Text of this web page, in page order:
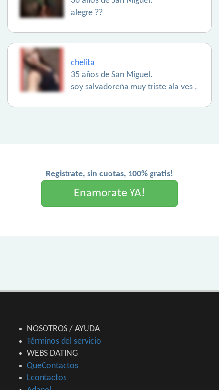
alegre ??
chelita
35 años de San Miguel.
soy salvadoreña muy triste ala ves ,
Registrate, sin cuotas, 100% gratis!
Enamorate YA!
NOSOTROS / AYUDA
Términos del servicio
WEBS DATING
QueContactos
Lcontactos